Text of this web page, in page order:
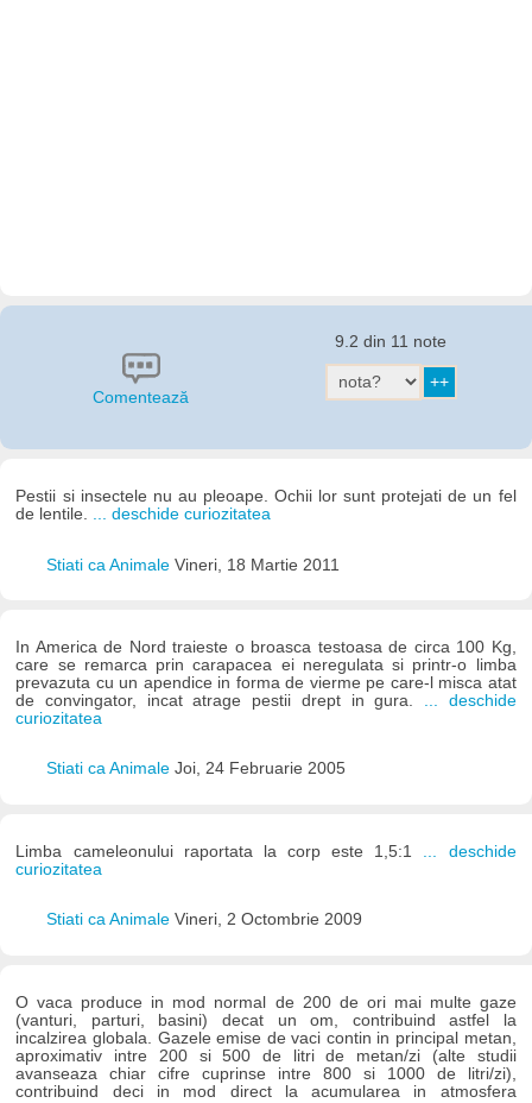
Comentează
9.2 din 11 note
Pestii si insectele nu au pleoape. Ochii lor sunt protejati de un fel
de lentile. ... deschide curiozitatea
Stiati ca Animale Vineri, 18 Martie 2011
In America de Nord traieste o broasca testoasa de circa 100 Kg,
care se remarca prin carapacea ei neregulata si printr-o limba
prevazuta cu un apendice in forma de vierme pe care-l misca atat
de convingator, incat atrage pestii drept in gura. ... deschide
curiozitatea
Stiati ca Animale Joi, 24 Februarie 2005
Limba cameleonului raportata la corp este 1,5:1
... deschide
curiozitatea
Stiati ca Animale Vineri, 2 Octombrie 2009
O vaca produce in mod normal de 200 de ori mai multe gaze
(vanturi, parturi, basini) decat un om, contribuind astfel la
incalzirea globala. Gazele emise de vaci contin in principal metan,
aproximativ intre 200 si 500 de litri de metan/zi (alte studii
avanseaza chiar cifre cuprinse intre 800 si 1000 de litri/zi),
contribuind deci in mod direct la acumularea in atmosfera